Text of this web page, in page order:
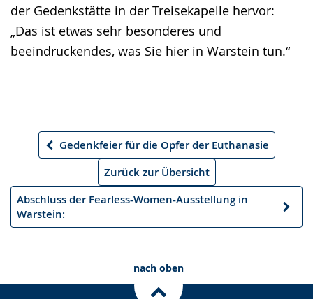
der Gedenkstätte in der Treisekapelle hervor:
„Das ist etwas sehr besonderes und
beeindruckendes, was Sie hier in Warstein tun.“
Vorheriger
Gedenkfeier für die Opfer der Euthanasie
Zurück zur Übersicht
Abschluss der Fearless-Women-Ausstellung in
Warstein:
Nächster
Artikel
nach oben